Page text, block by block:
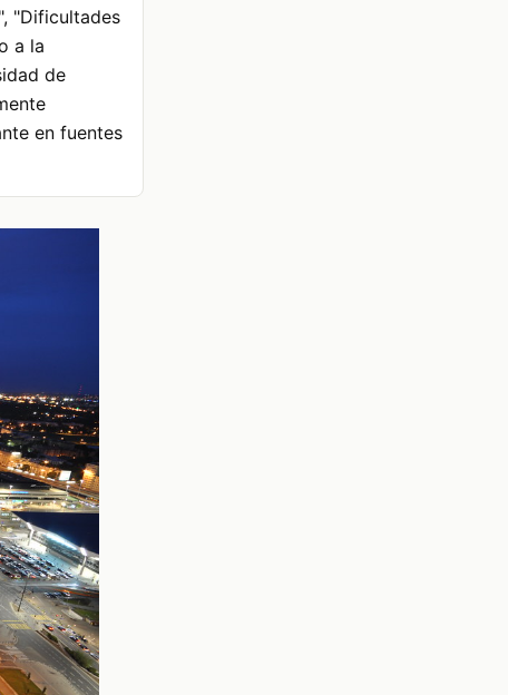
"Dificultades
a la
de
en fuentes